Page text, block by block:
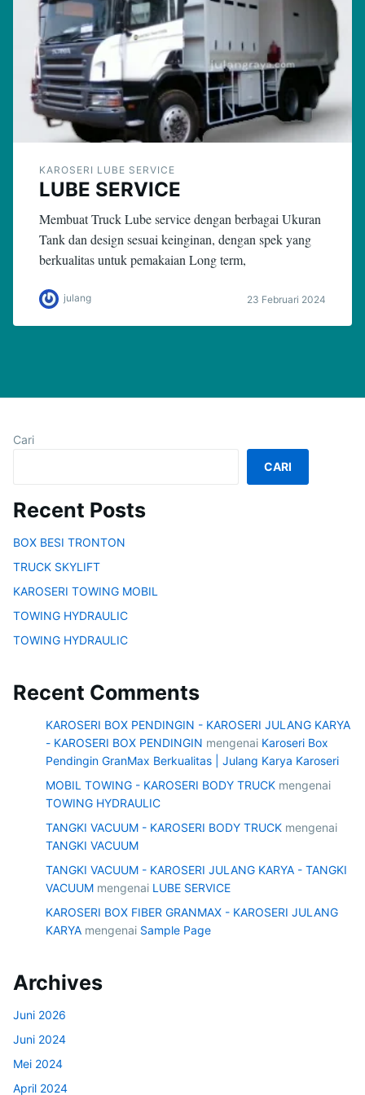
KAROSERI LUBE SERVICE
LUBE SERVICE
Membuat Truck Lube service dengan berbagai Ukuran
Tank dan design sesuai keinginan, dengan spek yang
berkualitas untuk pemakaian Long term,
julang 23 Februari 2024
Cari
CARI
Recent Posts
BOX BESI TRONTON
TRUCK SKYLIFT
KAROSERI TOWING MOBIL
TOWING HYDRAULIC
TOWING HYDRAULIC
Recent Comments
KAROSERI BOX PENDINGIN - KAROSERI JULANG KARYA
- KAROSERI BOX PENDINGIN mengenai Karoseri Box
Pendingin GranMax Berkualitas | Julang Karya Karoseri
MOBIL TOWING - KAROSERI BODY TRUCK mengenai
TOWING HYDRAULIC
TANGKI VACUUM - KAROSERI BODY TRUCK mengenai
TANGKI VACUUM
TANGKI VACUUM - KAROSERI JULANG KARYA - TANGKI
VACUUM mengenai LUBE SERVICE
KAROSERI BOX FIBER GRANMAX - KAROSERI JULANG
KARYA mengenai Sample Page
Archives
Juni 2026
Juni 2024
Mei 2024
April 2024